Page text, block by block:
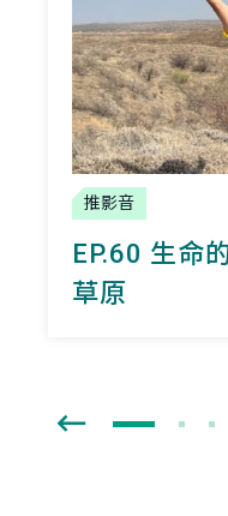
推影音
EP.60 生命
草原